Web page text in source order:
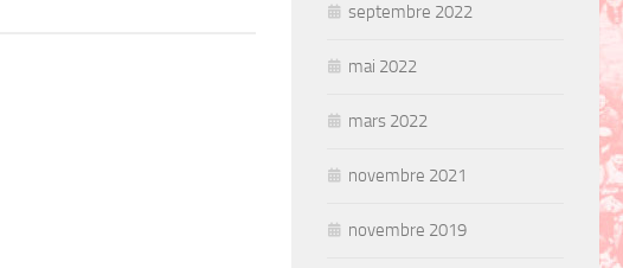
septembre 2022
mai 2022
mars 2022
novembre 2021
novembre 2019